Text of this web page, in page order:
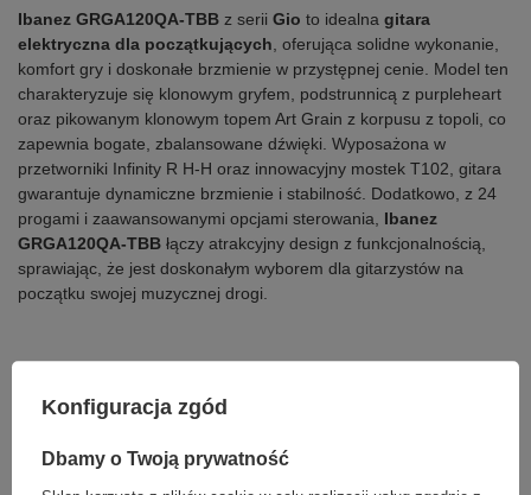
Ibanez GRGA120QA-TBB z serii Gio to idealna gitara
elektryczna dla początkujących , oferująca solidne wykonanie,
komfort gry i doskonałe brzmienie w przystępnej cenie. Model ten
charakteryzuje się klonowym gryfem, podstrunnicą z purpleheart
oraz pikowanym klonowym topem Art Grain z korpusu z topoli, co
zapewnia bogate, zbalansowane dźwięki. Wyposażona w
przetworniki Infinity R H-H oraz innowacyjny mostek T102, gitara
gwarantuje dynamiczne brzmienie i stabilność. Dodatkowo, z 24
progami i zaawansowanymi opcjami sterowania, Ibanez
GRGA120QA-TBB łączy atrakcyjny design z funkcjonalnością,
sprawiając, że jest doskonałym wyborem dla gitarzystów na
początku swojej muzycznej drogi.
Konfiguracja zgód
Dbamy o Twoją prywatność